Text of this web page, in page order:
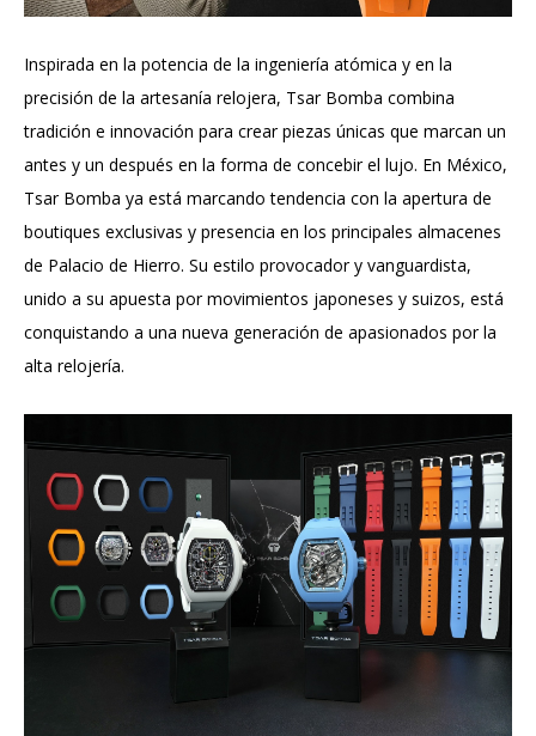
Inspirada en la potencia de la ingeniería atómica y en la
precisión de la artesanía relojera, Tsar Bomba combina
tradición e innovación para crear piezas únicas que marcan un
antes y un después en la forma de concebir el lujo. En México,
Tsar Bomba ya está marcando tendencia con la apertura de
boutiques exclusivas y presencia en los principales almacenes
de Palacio de Hierro. Su estilo provocador y vanguardista,
unido a su apuesta por movimientos japoneses y suizos, está
conquistando a una nueva generación de apasionados por la
alta relojería.